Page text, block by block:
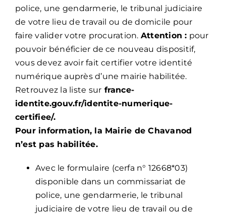
police, une gendarmerie, le tribunal judiciaire
de votre lieu de travail ou de domicile pour
faire valider votre procuration. Attention : pour
pouvoir bénéficier de ce nouveau dispositif,
vous devez avoir fait certifier votre identité
numérique auprès d’une mairie habilitée.
Retrouvez la liste sur france-
identite.gouv.fr/identite-numerique-
certifiee/.
Pour information, la Mairie de Chavanod
n’est pas habilitée.
Avec le formulaire (cerfa n° 12668*03)
disponible dans un commissariat de
police, une gendarmerie, le tribunal
judiciaire de votre lieu de travail ou de